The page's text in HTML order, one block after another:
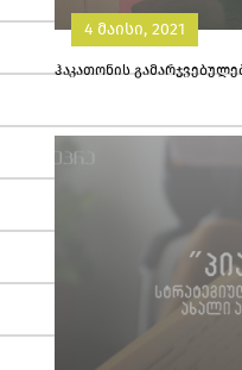
4 მაისი, 2021
ჰაკათონის